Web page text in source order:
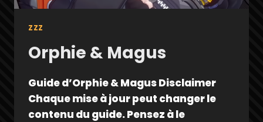
ZZZ
Orphie & Magus
Guide d’Orphie & Magus Disclaimer
Chaque mise à jour peut changer le
contenu du guide. Pensez à le